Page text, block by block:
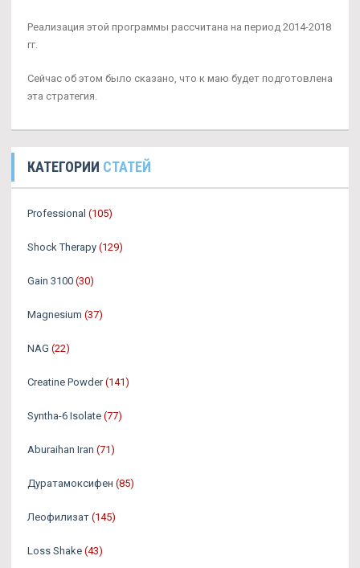
Реализация этой программы рассчитана на период 2014-2018
гг.
Сейчас об этом было сказано, что к маю будет подготовлена
эта стратегия.
КАТЕГОРИИ СТАТЕЙ
Professional (105)
Shock Therapy (129)
Gain 3100 (30)
Magnesium (37)
NAG (22)
Creatine Powder (141)
Syntha-6 Isolate (77)
Aburaihan Iran (71)
Дуратамоксифен (85)
Леофилизат (145)
Loss Shake (43)